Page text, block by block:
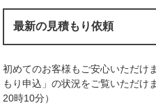
最新の見積もり依頼
初めてのお客様もご安心いただけ
もり申込」の状況をご覧いただけ
20時10分）